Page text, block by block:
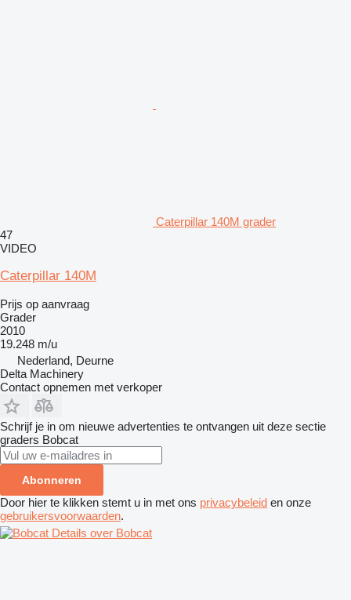
Caterpillar 140M grader
47
VIDEO
Caterpillar 140M
Prijs op aanvraag
Grader
2010
19.248 m/u
Nederland, Deurne
Delta Machinery
Contact opnemen met verkoper
Schrijf je in om nieuwe advertenties te ontvangen uit deze sectie
graders Bobcat
Abonneren
Door hier te klikken stemt u in met ons privacybeleid en onze
gebruikersvoorwaarden.
Details over Bobcat